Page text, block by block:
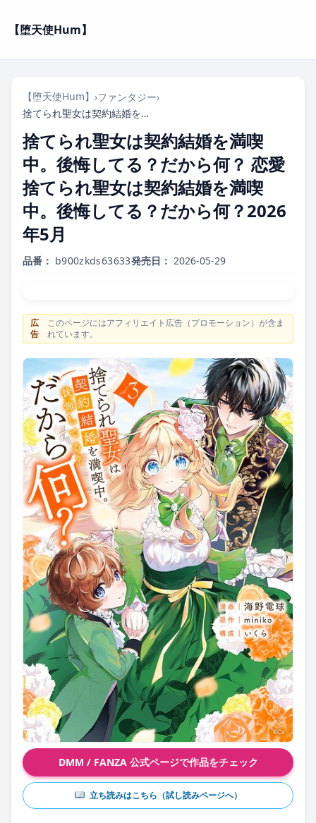
【堕天使Hum】
【堕天使Hum】 ›ファンタジー›
捨てられ聖女は契約結婚を満喫中。後悔してる？だから何？ 恋愛捨てられ聖女は契約結婚を満喫中。後悔してる？だから何？2026年5月
捨てられ聖女は契約結婚を満喫
中。後悔してる？だから何？ 恋愛
捨てられ聖女は契約結婚を満喫
中。後悔してる？だから何？2026
年5月
品番： b900zkds63633発売日： 2026-05-29
広
告
このページにはアフィリエイト広告（プロモーション）が含ま
れています。
DMM / FANZA 公式ページで作品をチェック
立ち読みはこちら（試し読みページへ）